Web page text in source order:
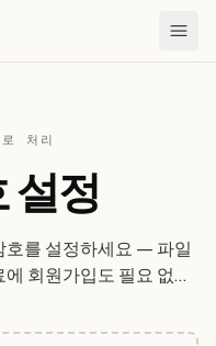
처리
설정
호를 설정하세요 — 파일
회원가입도 필요 없고,